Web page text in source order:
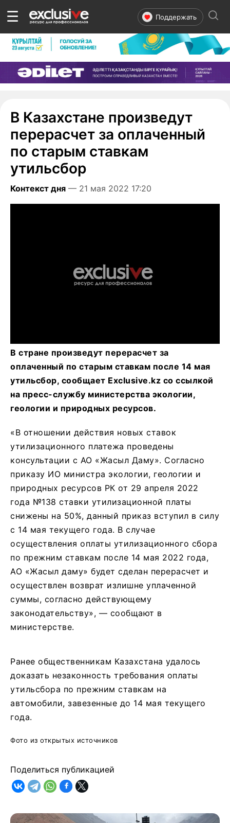
☰ Поддержать
В Казахстане произведут
перерасчет за оплаченный
по старым ставкам
утильсбор
Контекст дня — 21 мая 2022 17:20
В стране произведут перерасчет за
оплаченный по старым ставкам после 14 мая
утильсбор, сообщает Exclusive.kz со ссылкой
на пресс-службу министерства экологии,
геологии и природных ресурсов.
«В отношении действия новых ставок
утилизационного платежа проведены
консультации с АО «Жасыл Даму». Согласно
приказу ИО министра экологии, геологии и
природных ресурсов РК от 29 апреля 2022
года №138 ставки утилизационной платы
снижены на 50%, данный приказ вступил в силу
с 14 мая текущего года. В случае
осуществления оплаты утилизационного сбора
по прежним ставкам после 14 мая 2022 года,
АО «Жасыл даму» будет сделан перерасчет и
осуществлен возврат излишне уплаченной
суммы, согласно действующему
законодательству», — сообщают в
министерстве.
Ранее общественникам Казахстана удалось
доказать незаконность требования оплаты
утильсбора по прежним ставкам на
автомобили, завезенные до 14 мая текущего
года.
Фото из открытых источников
Поделиться публикацией